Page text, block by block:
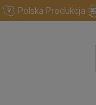
Polska Produkcja